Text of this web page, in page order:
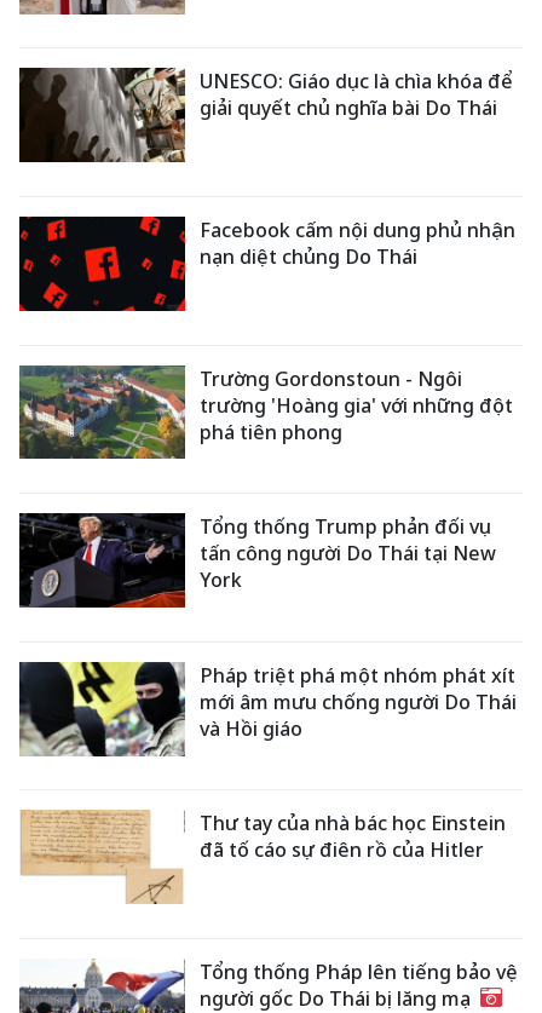
UNESCO: Giáo dục là chìa khóa để
giải quyết chủ nghĩa bài Do Thái
Facebook cấm nội dung phủ nhận
nạn diệt chủng Do Thái
Trường Gordonstoun - Ngôi
trường 'Hoàng gia' với những đột
phá tiên phong
Tổng thống Trump phản đối vụ
tấn công người Do Thái tại New
York
Pháp triệt phá một nhóm phát xít
mới âm mưu chống người Do Thái
và Hồi giáo
Thư tay của nhà bác học Einstein
đã tố cáo sự điên rồ của Hitler
Tổng thống Pháp lên tiếng bảo vệ
người gốc Do Thái bị lăng mạ